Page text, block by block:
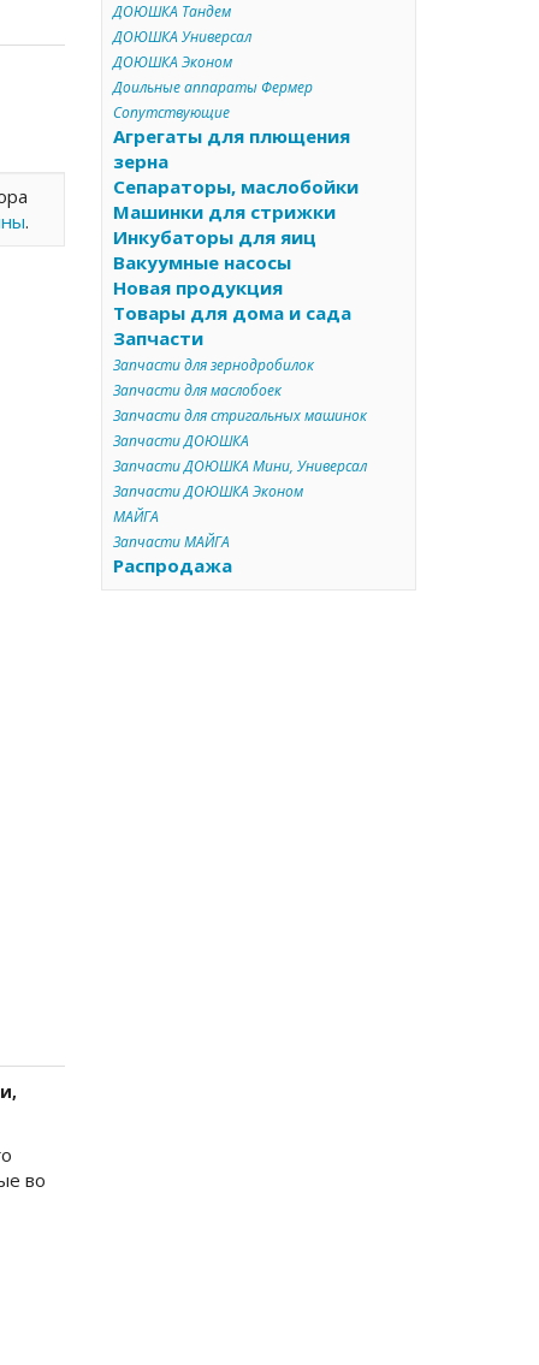
.
во
ДОЮШКА Тандем
ДОЮШКА Универсал
ДОЮШКА Эконом
Доильные аппараты Фермер
Сопутствующие
Агрегаты для плющения
зерна
Сепараторы, маслобойки
Машинки для стрижки
Инкубаторы для яиц
Вакуумные насосы
Новая продукция
Товары для дома и сада
Запчасти
Запчасти для зернодробилок
Запчасти для маслобоек
Запчасти для стригальных машинок
Запчасти ДОЮШКА
Запчасти ДОЮШКА Мини, Универсал
Запчасти ДОЮШКА Эконом
МАЙГА
Запчасти МАЙГА
Распродажа